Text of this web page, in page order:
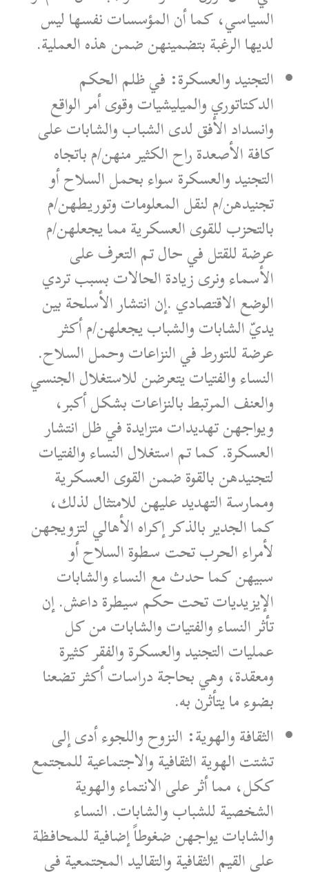
السياسي، كما أن المؤسسات نفسها ليس
لديها الرغبة بتضمينهن ضمن هذه العملية.
التجنيد والعسكرة: في ظلم الحكم
الدكتاتوري والميليشيات وقوى أمر الواقع
وانسداد الأفق لدى الشباب والشابات على
كافة الأصعدة راح الكثير منهن/م باتجاه
التجنيد والعسكرة سواء بحمل السلاح أو
تجنيدهن/م لنقل المعلومات وتوريطهن/م
بالتحزب للقوى العسكرية مما يجعلهن/م
عرضة للقتل في حال تم التعرف على
الأسماء ونرى زيادة الحالات بسبب تردي
الوضع الاقتصادي .إن انتشار الأسلحة بين
يديّ الشابات والشباب يجعلهن/م أكثر
عرضة للتورط في النزاعات وحمل السلاح.
النساء والفتيات يتعرضن للاستغلال الجنسي
والعنف المرتبط بالنزاعات بشكل أكبر،
ويواجهن تهديدات متزايدة في ظل انتشار
العسكرة. كما تم استغلال النساء والفتيات
لتجنيدهن بالقوة ضمن القوى العسكرية
وممارسة التهديد عليهن للامتثال لذلك،
كما الجدير بالذكر إكراه الأهالي لتزويجهن
لأمراء الحرب تحت سطوة السلاح أو
سبيهن كما حدث مع النساء والشابات
الإيزيديات تحت حكم سيطرة داعش. إن
تأثر النساء والفتيات والشابات من كل
عمليات التجنيد والعسكرة والفقر كثيرة
ومعقدة، وهي بحاجة دراسات أكثر تضعنا
بضوء ما يتأثرن به.
الثقافة والهوية: النزوح واللجوء أدى إلى
تشتت الهوية الثقافية والاجتماعية للمجتمع
ككل، مما أثر على الانتماء والهوية
الشخصية للشباب والشابات. النساء
والشابات يواجهن ضغوطاً إضافية للمحافظة
على القيم الثقافية والتقاليد المجتمعية في